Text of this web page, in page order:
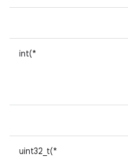
int(*
uint32_t(*